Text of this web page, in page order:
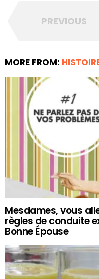
PREVIOUS
MORE FROM:
Mesdames, vous
règles de conduite
Bonne Épouse